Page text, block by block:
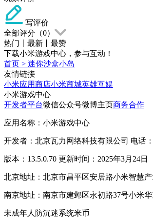
写评价
全部评分（0）
热门
最新
最赞
下载小米游戏中心，参与互动！
首页 > 迷你沙盒小岛
友情链接
小米应用商店小米商城英雄互娱
小米游戏中心
开发者平台微信公众号微博主页商务合作
应用名称：小米游戏中心
开发者：北京瓦力网络科技有限公司 电话：
版本：13.5.0.70 更新时间：2025年3月24日
北京地址：北京市昌平区安居路小米智慧产
南京地址：南京市建邺区永初路37号小米
未成年人防沉迷系统米币